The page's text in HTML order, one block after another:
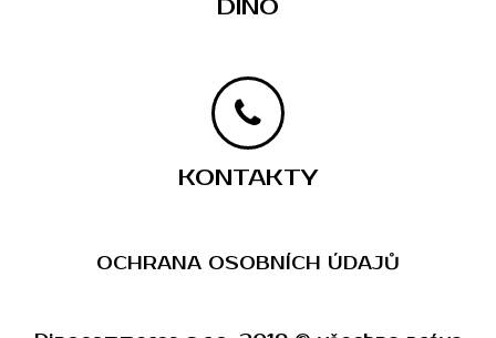
DINO
KONTAKTY
OCHRANA OSOBNÍCH ÚDAJŮ